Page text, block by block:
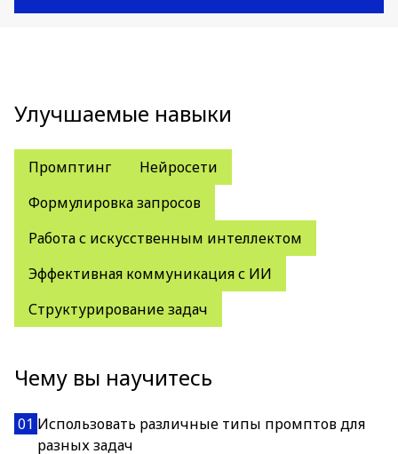
Улучшаемые навыки
Промптинг
Нейросети
Формулировка запросов
Работа с искусственным интеллектом
Эффективная коммуникация с ИИ
Структурирование задач
Чему вы научитесь
01 Использовать различные типы промптов для
разных задач